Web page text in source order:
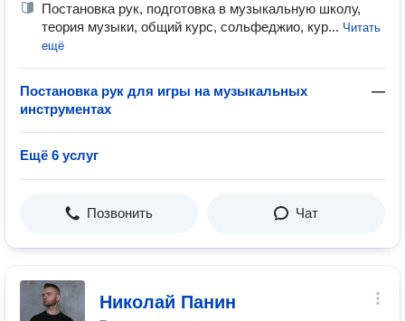
Постановка рук, подготовка в музыкальную школу,
теория музыки, общий курс, сольфеджио, кур... Читать
ещё
Постановка рук для игры на музыкальных
инструментах
—
Ещё 6 услуг
Позвонить Чат
Николай Панин